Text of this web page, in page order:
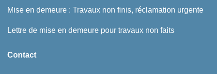
Mise en demeure : Travaux non finis, réclamation urgente
Lettre de mise en demeure pour travaux non faits
Contact